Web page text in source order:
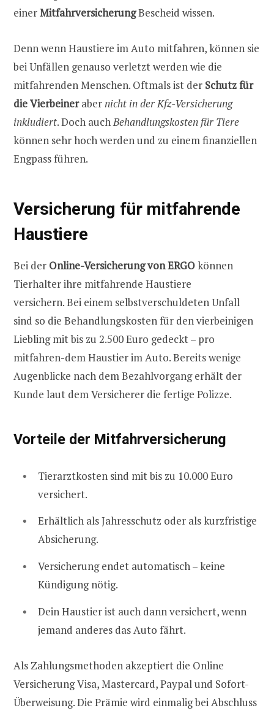
einerMitfahrversicherungBescheid wissen.
Denn wenn Haustiere im Auto mitfahren, können sie
bei Unfällen genauso verletzt werden wie die
mitfahrenden Menschen. Oftmals ist der Schutz für
die Vierbeinerabernicht in der Kfz-Versicherung
inkludiert. Doch auchBehandlungskosten für Tiere
können sehr hoch werden und zu einem finanziellen
Engpass führen.
Versicherung für mitfahrende
Haustiere
Bei der Online-Versicherung von ERGOkönnen
Tierhalter ihre mitfahrende Haustiere
versichern. Bei einem selbstverschuldeten Unfall
sind so die Behandlungskosten für den vierbeinigen
Liebling mit bis zu 2.500 Euro gedeckt – pro
mitfahren-dem Haustier im Auto. Bereits wenige
Augenblicke nach dem Bezahlvorgang erhält der
Kunde laut dem Versicherer die fertige Polizze.
Vorteile der Mitfahrversicherung
Tierarztkosten sind mit bis zu 10.000 Euro
versichert.
Erhältlich als Jahresschutz oder als kurzfristige
Absicherung.
Versicherung endet automatisch – keine
Kündigung nötig.
Dein Haustier ist auch dann versichert, wenn
jemand anderes das Auto fährt.
Als Zahlungsmethoden akzeptiert die Online
Versicherung Visa, Mastercard, Paypal und Sofort-
Überweisung. Die Prämie wird einmalig bei Abschluss